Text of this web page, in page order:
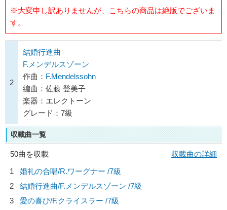
※大変申し訳ありませんが、こちらの商品は絶版でございま
す。
2
結婚行進曲
F.メンデルスゾーン
作曲： F.Mendelssohn
編曲：佐藤 登美子
楽器：エレクトーン
グレード：7級
収載曲一覧
50曲を収載
収載曲の詳細
1
婚礼の合唱/R.ワーグナー /7級
2
結婚行進曲/F.メンデルスゾーン /7級
3
愛の喜び/F.クライスラー /7級